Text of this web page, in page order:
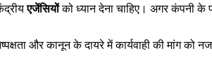
एजेंसियोंको ध्यान देना चाहिए। अगर कंपनी
और कानून के दायरे में कार्यवाही की